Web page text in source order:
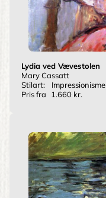
Lydia ved Vævestolen
Mary Cassatt
Stilart:
Impressionisme
Pris fra
1.660 kr.